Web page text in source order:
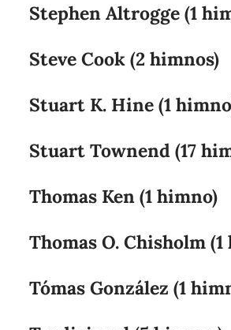
Stephen Altrogge (1
Steve Cook (2 himnos)
Stuart K. Hine (1
Stuart Townend (17
Thomas Ken (1 himno)
Thomas O. Chisholm
Tómas González (1